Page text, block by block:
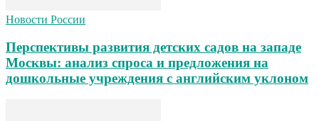
Новости России
Перспективы развития детских садов на западе
Москвы: анализ спроса и предложения на
дошкольные учреждения с английским уклоном